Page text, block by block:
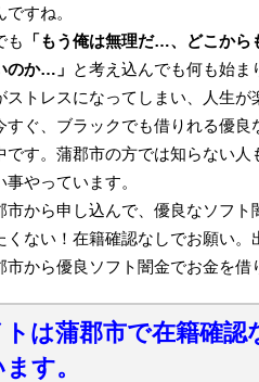
すね。
も
「もう俺は無理だ…、どこか
のか…」 と考え込んでも何も始ま
ストレスになってしまい、人生が
すぐ、ブラックでも借りれる優
です。蒲郡市の方では知らない
やっています。
市から申し込んで、優良なソフト
くない！在籍確認なしでお願い
市から優良ソフト闇金でお金を借
トは蒲郡市で在籍確
す。